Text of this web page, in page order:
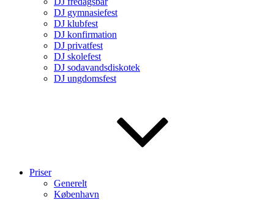
DJ gymnasiefest
DJ klubfest
DJ konfirmation
DJ privatfest
DJ skolefest
DJ sodavandsdiskotek
DJ ungdomsfest
Priser
Generelt
København